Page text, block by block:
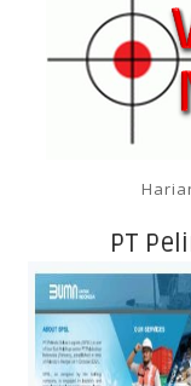
PT